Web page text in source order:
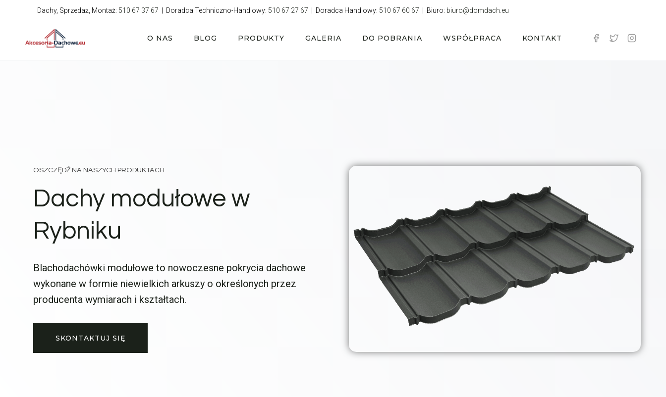
Dachy, Sprzedaż, Montaż: 510 67 37 67 | Doradca Techniczno-Handlowy: 510 67 27 67 | Doradca Handlowy: 510 67 60 67 | Biuro: biuro@domdach.eu
O NAS BLOG PRODUKTY GALERIA DO POBRANIA WSPÓŁPRACA KONTAKT
OSZCZĘDŹ NA NASZYCH PRODUKTACH
Dachy modułowe w
Rybniku
Blachodachówki modułowe to nowoczesne pokrycia dachowe
wykonane w formie niewielkich arkuszy o określonych przez
producenta wymiarach i kształtach.
SKONTAKTUJ SIĘ